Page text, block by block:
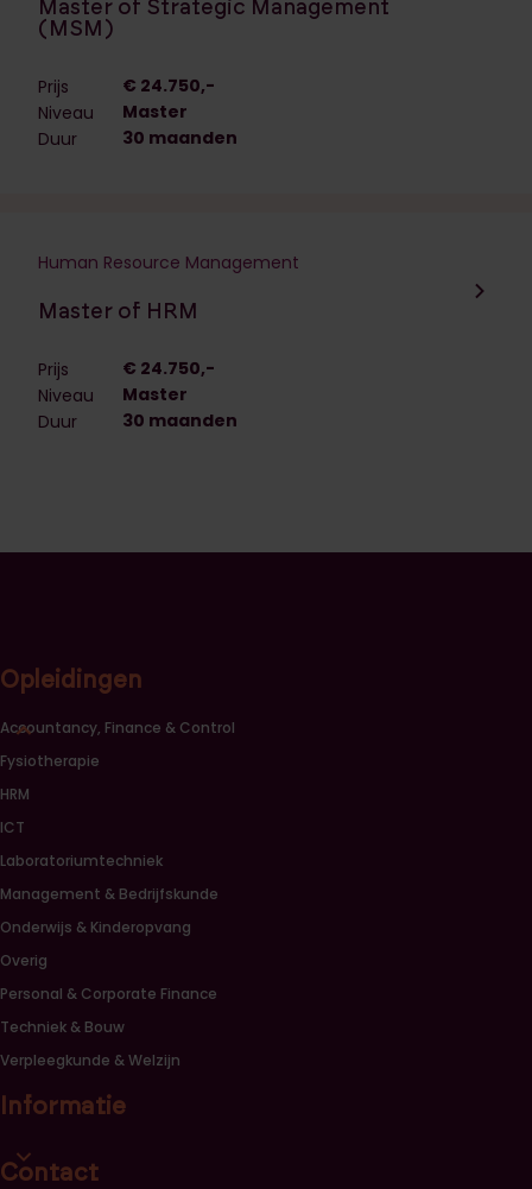
Master of Strategic Management
(MSM)
Prijs
€ 24.750,-
Niveau
Master
Duur
30 maanden
Human Resource Management
Master of HRM
Prijs
€ 24.750,-
Niveau
Master
Duur
30 maanden
Opleidingen
Sluiten opleidingscategorieën link lijst
Accountancy, Finance & Control
Fysiotherapie
HRM
ICT
Laboratoriumtechniek
Management & Bedrijfskunde
Onderwijs & Kinderopvang
Overig
Personal & Corporate Finance
Techniek & Bouw
Verpleegkunde & Welzijn
Informatie
Open informatie link lijst
Contact